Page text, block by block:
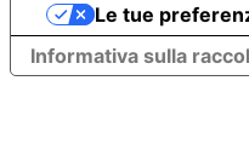
Informativa sulla
Le tue